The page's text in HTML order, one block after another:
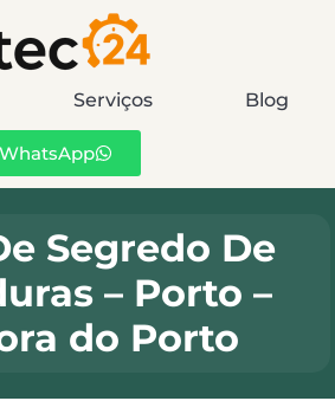
Serviços Blog
WhatsApp
Segredo De
– Porto –
do Porto